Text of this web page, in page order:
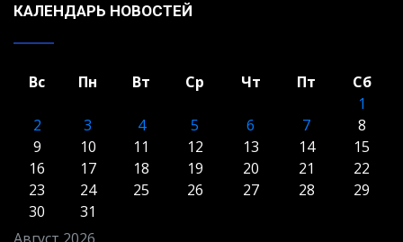
КАЛЕНДАРЬ НОВОСТЕЙ
Вс Пн Вт Ср Чт Пт
Сб
1
2
3 4 5 6 7
8
9
10 11 12 13 14
15
16
17 18 19 20 21
22
23
24 25 26 27 28
29
30
31